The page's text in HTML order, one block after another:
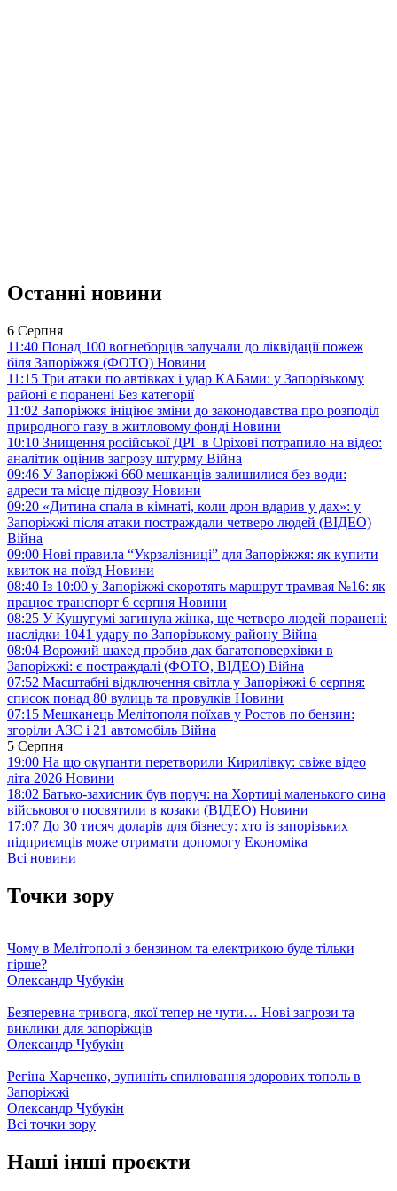
Останні новини
6 Серпня
11:40 Понад 100 вогнеборців залучали до ліквідації пожеж
біля Запоріжжя (ФОТО) Новини
11:15 Три атаки по автівках і удар КАБами: у Запорізькому
районі є поранені Без категорії
11:02 Запоріжжя ініціює зміни до законодавства про розподіл
природного газу в житловому фонді Новини
10:10 Знищення російської ДРГ в Оріхові потрапило на відео:
аналітик оцінив загрозу штурму Війна
09:46 У Запоріжжі 660 мешканців залишилися без води:
адреси та місце підвозу Новини
09:20 «Дитина спала в кімнаті, коли дрон вдарив у дах»: у
Запоріжжі після атаки постраждали четверо людей (ВІДЕО)
Війна
09:00 Нові правила “Укрзалізниці” для Запоріжжя: як купити
квиток на поїзд Новини
08:40 Із 10:00 у Запоріжжі скоротять маршрут трамвая №16: як
працює транспорт 6 серпня Новини
08:25 У Кушугумі загинула жінка, ще четверо людей поранені:
наслідки 1041 удару по Запорізькому району Війна
08:04 Ворожий шахед пробив дах багатоповерхівки в
Запоріжжі: є постраждалі (ФОТО, ВІДЕО) Війна
07:52 Масштабні відключення світла у Запоріжжі 6 серпня:
список понад 80 вулиць та провулків Новини
07:15 Мешканець Мелітополя поїхав у Ростов по бензин:
згоріли АЗС і 21 автомобіль Війна
5 Серпня
19:00 На що окупанти перетворили Кирилівку: свіже відео
літа 2026 Новини
18:02 Батько-захисник був поруч: на Хортиці маленького сина
військового посвятили в козаки (ВІДЕО) Новини
17:07 До 30 тисяч доларів для бізнесу: хто із запорізьких
підприємців може отримати допомогу Економіка
Всі новини
Точки зору
Чому в Мелітополі з бензином та електрикою буде тільки
гірше?
Олександр Чубукін
Безперевна тривога, якої тепер не чути… Нові загрози та
виклики для запоріжців
Олександр Чубукін
Регіна Харченко, зупиніть спилювання здорових тополь в
Запоріжжі
Олександр Чубукін
Всі точки зору
Наші інші проєкти